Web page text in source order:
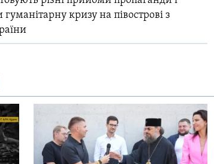
кризу на півострові з